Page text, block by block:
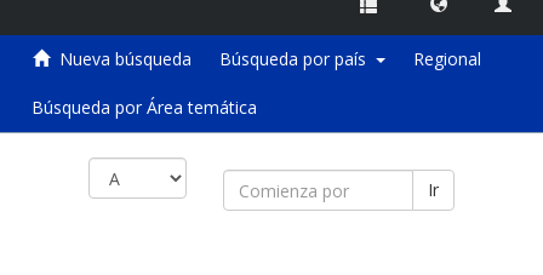
Nueva búsqueda Búsqueda por país Regional
Búsqueda por Área temática
Ir